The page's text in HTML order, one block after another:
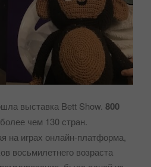
выставка Bett Show. 800
чем 130 стран.
на играх онлайн-платформа,
восьмилетнего возраста